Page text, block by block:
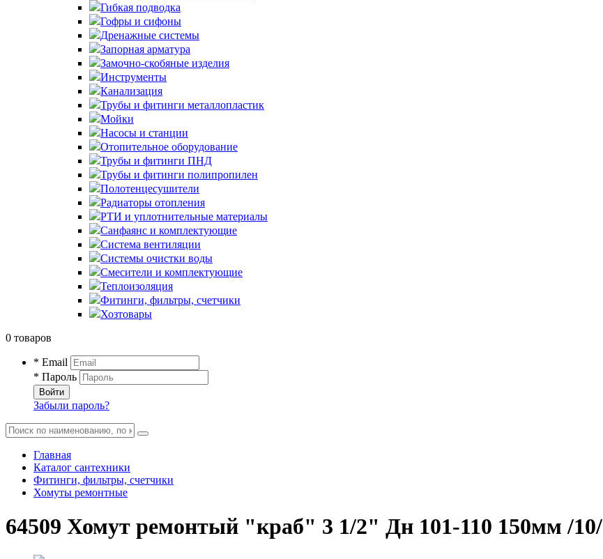
Гибкая подводка
Гофры и сифоны
Дренажные системы
Запорная арматура
Замочно-скобяные изделия
Инструменты
Канализация
Трубы и фитинги металлопластик
Мойки
Насосы и станции
Отопительное оборудование
Трубы и фитинги ПНД
Трубы и фитинги полипропилен
Полотенцесушители
Радиаторы отопления
РТИ и уплотнительные материалы
Санфаянс и комплектующие
Система вентиляции
Системы очистки воды
Смесители и комплектующие
Теплоизоляция
Фитинги, фильтры, счетчики
Хозтовары
0 товаров
* Email
* Пароль
Войти
Забыли пароль?
Главная
Каталог сантехники
Фитинги, фильтры, счетчики
Хомуты ремонтные
64509 Хомут ремонтый "краб" 3 1/2" Дн 101-110 150мм /10/